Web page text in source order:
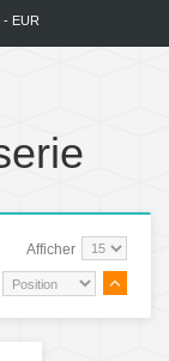
- EUR
Afficher